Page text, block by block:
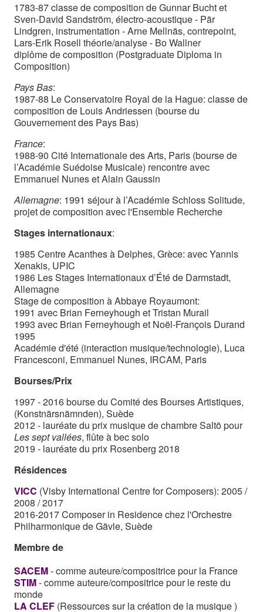
1783-87 classe de composition de Gunnar Bucht et
Sven-David Sandström, électro-acoustique - Pär
Lindgren, instrumentation - Arne Mellnäs, contrepoint,
Lars-Erik Rosell théorie/analyse - Bo Wallner
diplôme de composition (Postgraduate Diploma in
Composition)
Pays Bas:
1987-88 Le Conservatoire Royal de la Hague: classe de
composition de Louis Andriessen (bourse du
Gouvernement des Pays Bas)
France:
1988-90 Cité Internationale des Arts, Paris (bourse de
l’Académie Suédoise Musicale) rencontre avec
Emmanuel Nunes et Alain Gaussin
Allemagne: 1991 séjour à l’Académie Schloss Solitude,
projet de composition avec l'Ensemble Recherche
Stages internationaux:
1985 Centre Acanthes à Delphes, Grèce: avec Yannis
Xenakis, UPIC
1986 Les Stages Internationaux d’Été de Darmstadt,
Allemagne
Stage de composition à Abbaye Royaumont:
1991 avec Brian Ferneyhough et Tristan Murail
1993 avec Brian Ferneyhough et Noël-François Durand
1995
Académie d'été (interaction musique/technologie), Luca
Francesconi, Emmanuel Nunes, IRCAM, Paris
Bourses/Prix
1997 - 2016 bourse du Comité des Bourses Artistiques,
(Konstnärsnämnden), Suède
2012 - lauréate du prix musique de chambre Saltö pour
Les sept vallées, flûte à bec solo
2019 - lauréate du prix Rosenberg 2018
Résidences
VICC (Visby International Centre for Composers): 2005 /
2008 / 2017
2016-2017 Composer in Residence chez l'Orchestre
Philharmonique de Gävle, Suède
Membre de
SACEM- comme auteure/compositrice pour la France
STIM- comme auteure/compositrice pour le reste du
monde
LA CLEF (Ressources sur la création de la musique )